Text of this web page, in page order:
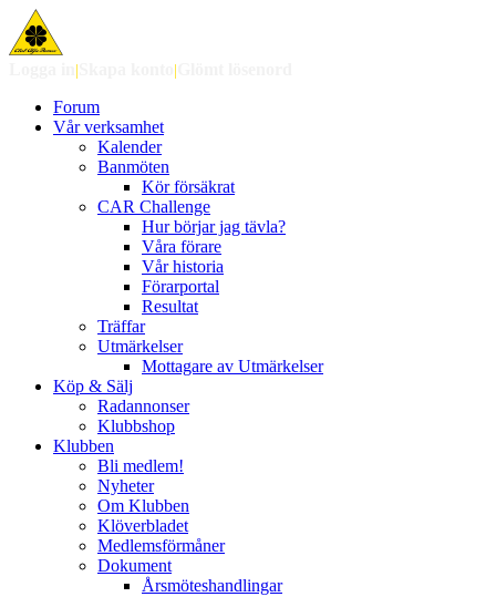
| |
Forum
Vår verksamhet
Kalender
Banmöten
Kör försäkrat
CAR Challenge
Hur börjar jag tävla?
Våra förare
Vår historia
Förarportal
Resultat
Träffar
Utmärkelser
Mottagare av Utmärkelser
Köp & Sälj
Radannonser
Klubbshop
Klubben
Bli medlem!
Nyheter
Om Klubben
Klöverbladet
Medlemsförmåner
Dokument
Årsmöteshandlingar